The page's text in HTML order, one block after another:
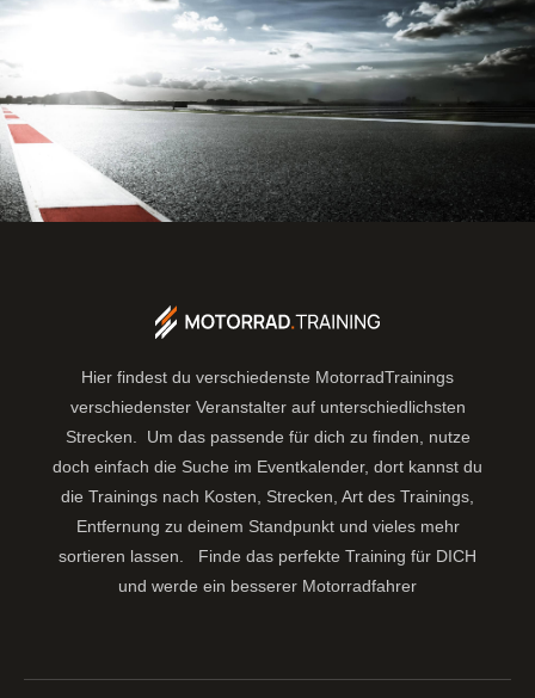
Hier findest du verschiedenste MotorradTrainings
verschiedenster Veranstalter auf unterschiedlichsten
Strecken. Um das passende für dich zu finden, nutze
doch einfach die Suche im Eventkalender, dort kannst du
die Trainings nach Kosten, Strecken, Art des Trainings,
Entfernung zu deinem Standpunkt und vieles mehr
sortieren lassen. Finde das perfekte Training für DICH
und werde ein besserer Motorradfahrer